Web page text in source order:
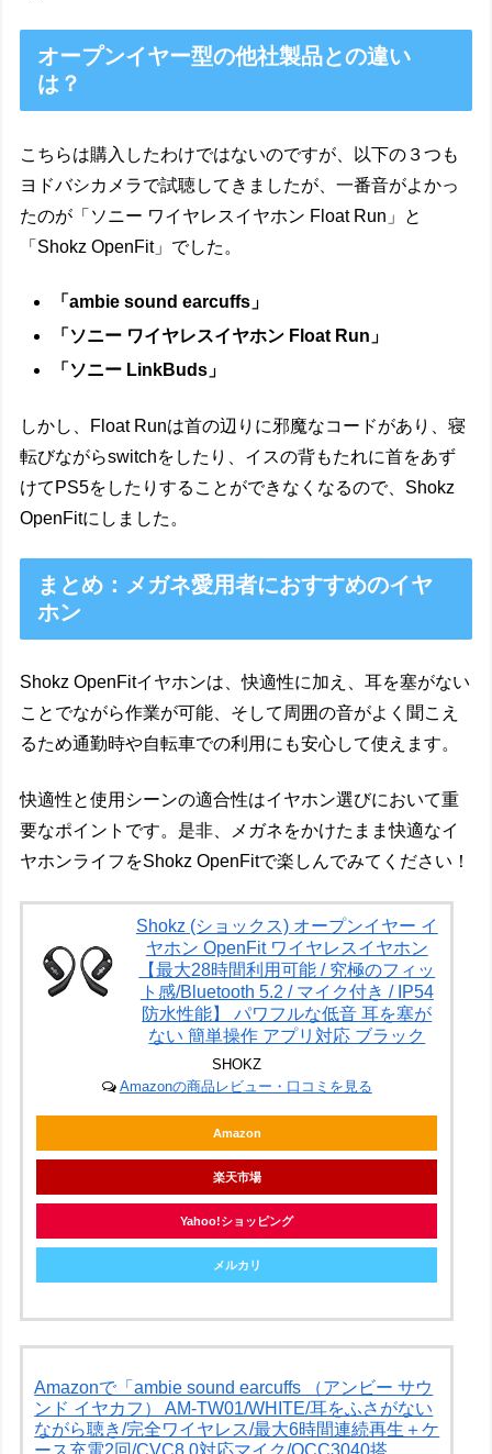
オープンイヤー型の他社製品との違い
は？
こちらは購入したわけではないのですが、以下の３つも
ヨドバシカメラで試聴してきましたが、一番音がよかっ
たのが「ソニー ワイヤレスイヤホン Float Run」と
「Shokz OpenFit」でした。
「ambie sound earcuffs」
「ソニー ワイヤレスイヤホン Float Run」
「ソニー LinkBuds」
しかし、Float Runは首の辺りに邪魔なコードがあり、寝
転びながらswitchをしたり、イスの背もたれに首をあず
けてPS5をしたりすることができなくなるので、Shokz
OpenFitにしました。
まとめ：メガネ愛用者におすすめのイヤ
ホン
Shokz OpenFitイヤホンは、快適性に加え、耳を塞がない
ことでながら作業が可能、そして周囲の音がよく聞こえ
るため通勤時や自転車での利用にも安心して使えます。
快適性と使用シーンの適合性はイヤホン選びにおいて重
要なポイントです。是非、メガネをかけたまま快適なイ
ヤホンライフをShokz OpenFitで楽しんでみてください！
Shokz (ショックス) オープンイヤー イ
ヤホン OpenFit ワイヤレスイヤホン
【最大28時間利用可能 / 究極のフィッ
ト感/Bluetooth 5.2 / マイク付き / IP54
防水性能】 パワフルな低音 耳を塞が
ない 簡単操作 アプリ対応 ブラック
SHOKZ
Amazonの商品レビュー・口コミを見る
Amazon
楽天市場
Yahoo!ショッピング
メルカリ
Amazonで「ambie sound earcuffs （アンビー サウ
ンド イヤカフ） AM-TW01/WHITE/耳をふさがない
ながら聴き/完全ワイヤレス/最大6時間連続再生＋ケ